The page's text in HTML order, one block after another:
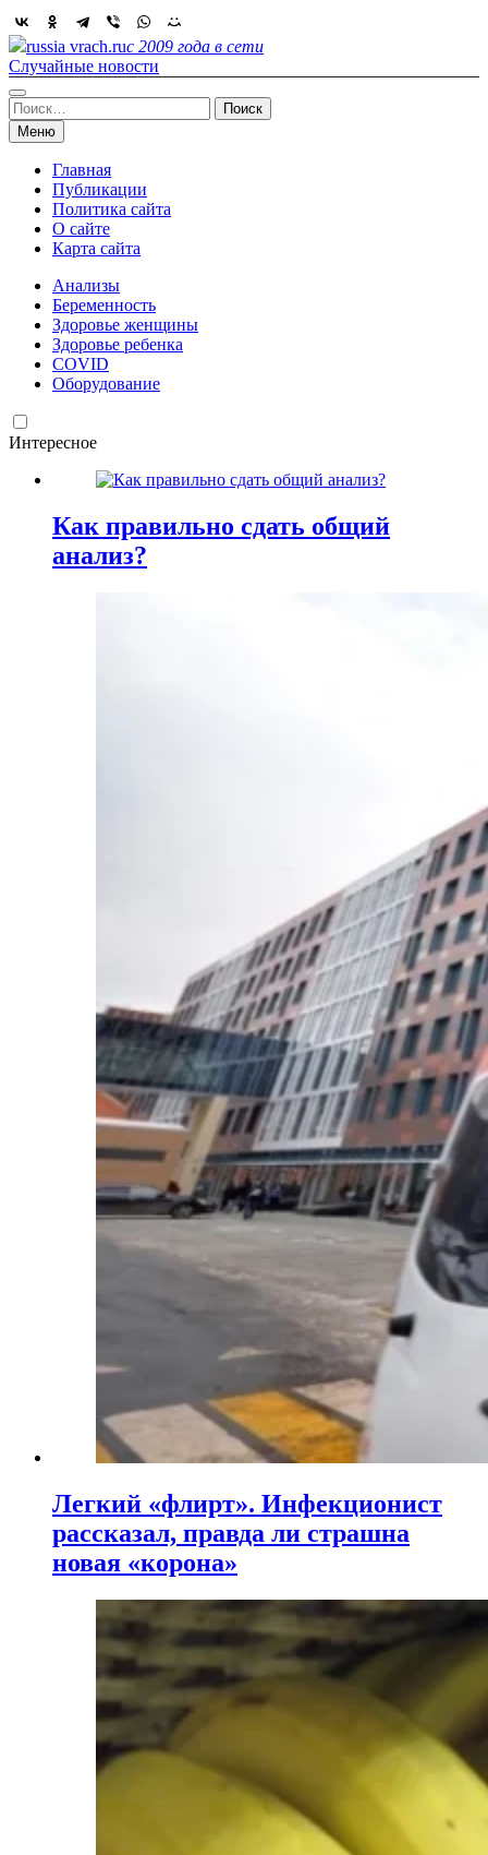
Skip
to
content
russia vrach.ruс 2009 года в сети
Случайные новости
Найти:
Меню
Главная
Публикации
Политика сайта
О сайте
Карта сайта
Анализы
Беременность
Здоровье женщины
Здоровье ребенка
COVID
Оборудование
Интересное
Как правильно сдать общий
анализ?
Легкий «флирт». Инфекционист
рассказал, правда ли страшна
новая «корона»